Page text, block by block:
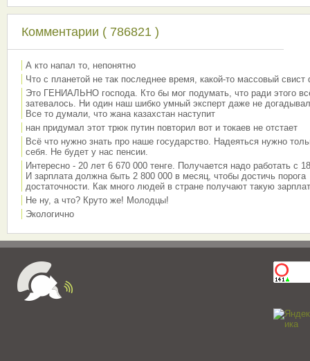
Комментарии ( 786821 )
А кто напал то, непонятно
Что с планетой не так последнее время, какой-то массовый свист
Это ГЕНИАЛЬНО господа. Кто бы мог подумать, что ради этого
затевалось. Ни один наш шибко умный эксперт даже не
Все то думали, что жана казахстан наступит
нан придумал этот трюк путин повторил вот и токаев не отстает
Всё что нужно знать про наше государство. Надеяться нужно
себя. Не будет у нас пенсии.
Интересно - 20 лет 6 670 000 тенге. Получается надо работать с
И зарплата должна быть 2 800 000 в месяц, чтобы достичь порога
достаточности. Как много людей в стране получают такую
Не ну, а что? Круто же! Молодцы!
Экологично